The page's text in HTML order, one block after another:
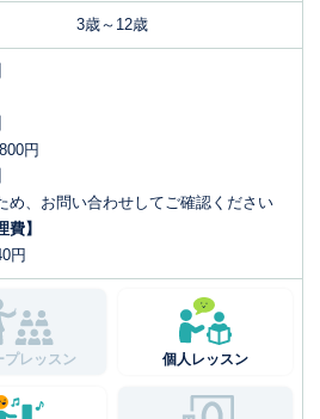
3歳～12歳
円
め、お問い合わせしてご確認ください
費】
円
プレッスン 個人レッスン